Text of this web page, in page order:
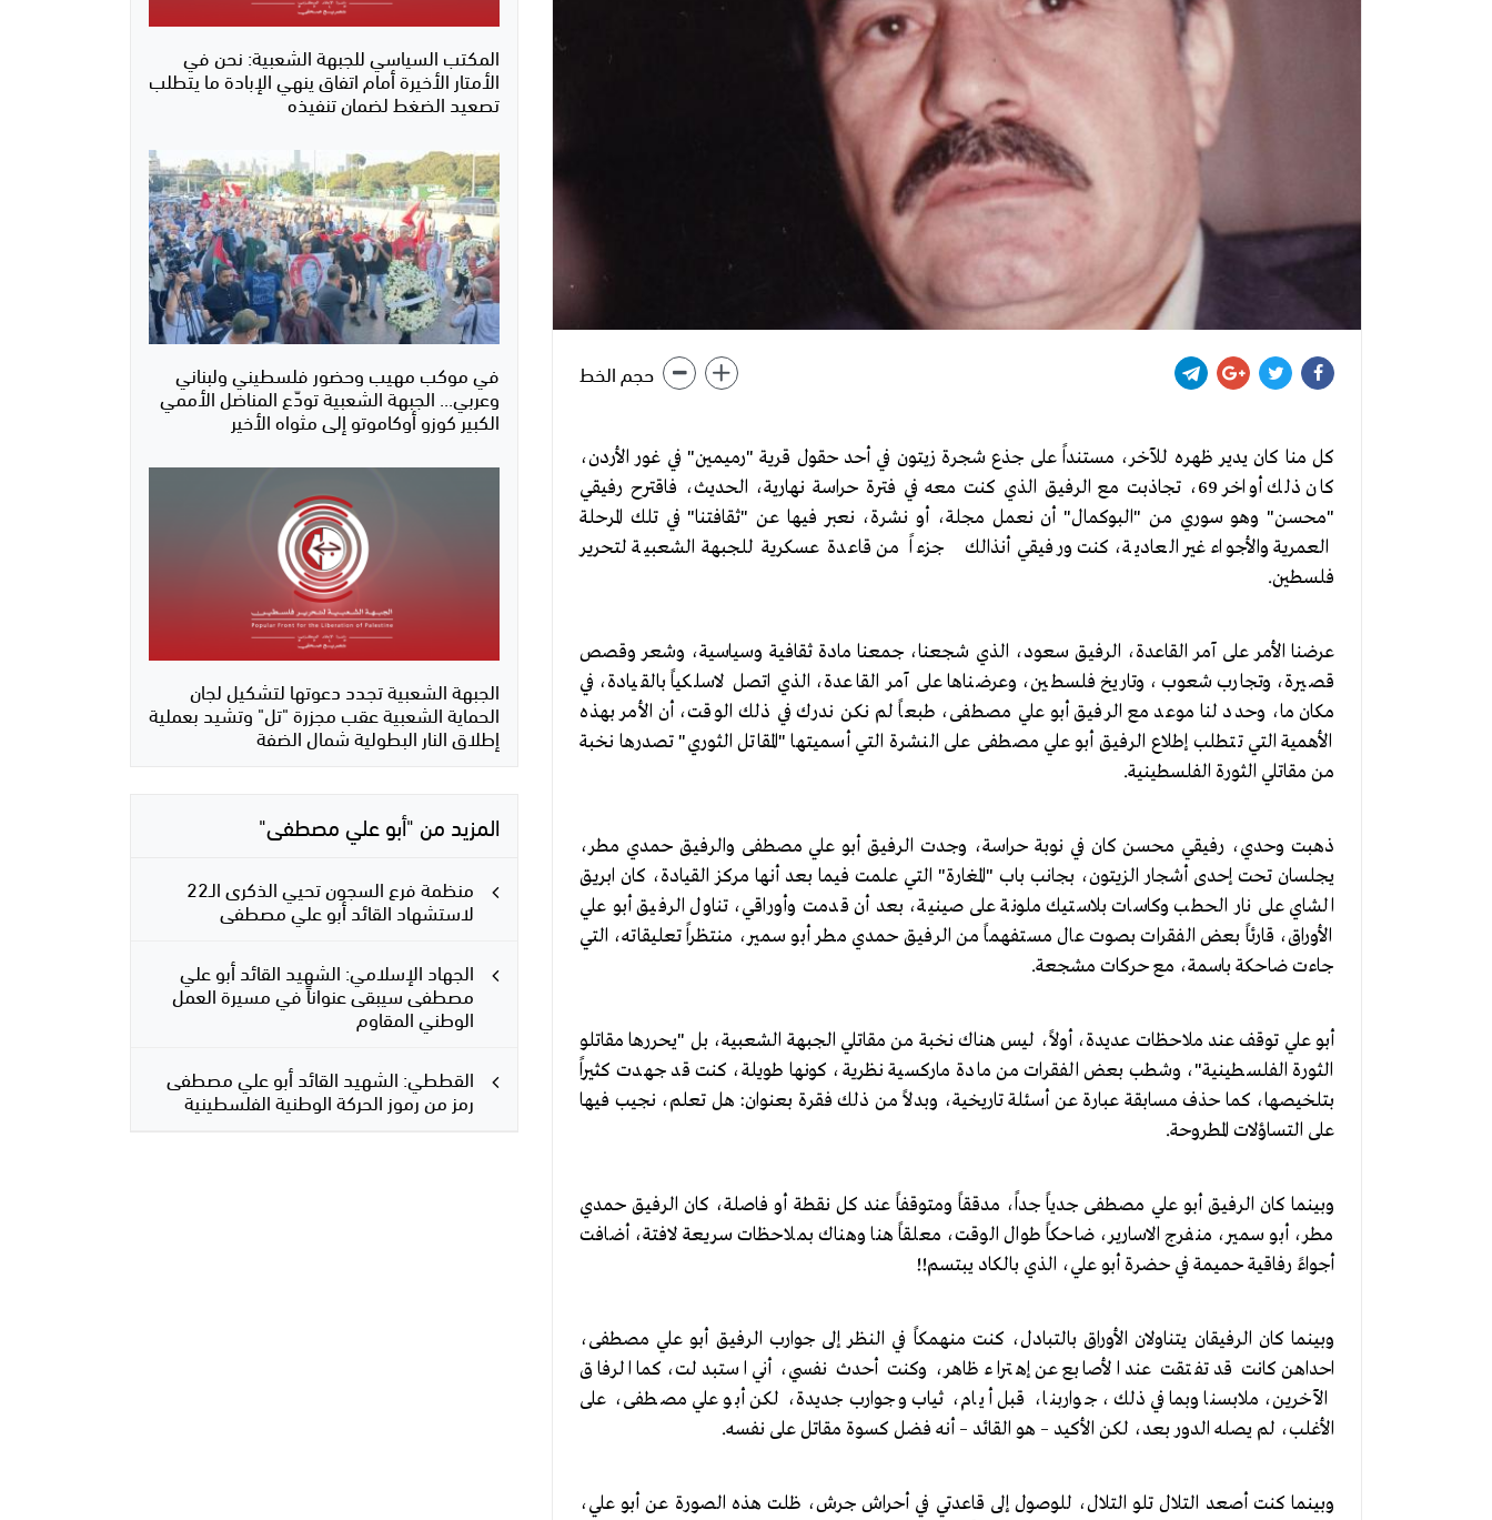
حجم الخط
كل منا كان يدير ظهره للآخر، مستنداً على جذع شجرة زيتون في أحد حقول قرية "رميمين" في غور الأردن،
كان ذلك أواخر 69، تجاذبت مع الرفيق الذي كنت معه في فترة حراسة نهارية، الحديث، فاقترح رفيقي
"محسن" وهو سوري من "البوكمال" أن نعمل مجلة، أو نشرة، نعبر فيها عن "ثقافتنا" في تلك المرحلة
العمرية والأجواء غير العادية، كنت ورفيقي أنذالك جزءاً من قاعدة عسكرية للجبهة الشعبية لتحرير
فلسطين.
عرضنا الأمر على آمر القاعدة، الرفيق سعود، الذي شجعنا، جمعنا مادة ثقافية وسياسية، وشعر وقصص
قصيرة، وتجارب شعوب، وتاريخ فلسطين، وعرضناها على آمر القاعدة، الذي اتصل لاسلكياً بالقيادة، في
مكان ما، وحدد لنا موعد مع الرفيق أبو علي مصطفى، طبعاً لم نكن ندرك في ذلك الوقت، أن الأمر بهذه
الأهمية التي تتطلب إطلاع الرفيق أبو علي مصطفى على النشرة التي أسميتها "المقاتل الثوري" تصدرها نخبة
من مقاتلي الثورة الفلسطينية.
ذهبت وحدي، رفيقي محسن كان في نوبة حراسة، وجدت الرفيق أبو علي مصطفى والرفيق حمدي مطر،
يجلسان تحت إحدى أشجار الزيتون، بجانب باب "المغارة" التي علمت فيما بعد أنها مركز القيادة، كان ابريق
الشاي على نار الحطب وكاسات بلاستيك ملونة على صينية، بعد أن قدمت وأوراقي، تناول الرفيق أبو علي
الأوراق، قارئاً بعض الفقرات بصوت عال مستفهماً من الرفيق حمدي مطر أبو سمير، منتظراً تعليقاته، التي
جاءت ضاحكة باسمة، مع حركات مشجعة.
أبو علي توقف عند ملاحظات عديدة، أولاً، ليس هناك نخبة من مقاتلي الجبهة الشعبية، بل "يحررها مقاتلو
الثورة الفلسطينية"، وشطب بعض الفقرات من مادة ماركسية نظرية، كونها طويلة، كنت قد جهدت كثيراً
بتلخيصها، كما حذف مسابقة عبارة عن أسئلة تاريخية، وبدلاً من ذلك فقرة بعنوان: هل تعلم، نجيب فيها
على التساؤلات المطروحة.
وبينما كان الرفيق أبو علي مصطفى جدياً جداً، مدققاً ومتوقفاً عند كل نقطة أو فاصلة، كان الرفيق حمدي
مطر، أبو سمير، منفرج الاسارير، ضاحكاً طوال الوقت، معلقاً هنا وهناك بملاحظات سريعة لافتة، أضافت
أجواءً رفاقية حميمة في حضرة أبو علي، الذي بالكاد يبتسم!!
وبينما كان الرفيقان يتناولان الأوراق بالتبادل، كنت منهمكاً في النظر إلى جوارب الرفيق أبو علي مصطفى،
احداهن كانت قد تفتقت عند الأصابع عن إهتراء ظاهر، وكنت أحدث نفسي، أني استبدلت، كما الرفاق
الآخرين، ملابسنا وبما في ذلك، جواربنا، قبل أيام، ثياب وجوارب جديدة، لكن أبو علي مصطفى، على
الأغلب، لم يصله الدور بعد، لكن الأكيد – هو القائد – أنه فضل كسوة مقاتل على نفسه.
وبينما كنت أصعد التلال تلو التلال، للوصول إلى قاعدتي في أحراش جرش، ظلت هذه الصورة عن أبو علي،
المكتب السياسي للجبهة الشعبية: نحن في
الأمتار الأخيرة أمام اتفاق ينهي الإبادة ما يتطلب
تصعيد الضغط لضمان تنفيذه
في موكب مهيب وحضور فلسطيني ولبناني
وعربي... الجبهة الشعبية تودّع المناضل الأممي
الكبير كوزو أوكاموتو إلى مثواه الأخير
الجبهة الشعبية تجدد دعوتها لتشكيل لجان
الحماية الشعبية عقب مجزرة "تل" وتشيد بعملية
إطلاق النار البطولية شمال الضفة
المزيد من "أبو علي مصطفى"
منظمة فرع السجون تحيي الذكرى الـ22
لاستشهاد القائد أبو علي مصطفى
الجهاد الإسلامي: الشهيد القائد أبو علي
مصطفى سيبقى عنواناً في مسيرة العمل
الوطني المقاوم
القططي: الشهيد القائد أبو علي مصطفى
رمز من رموز الحركة الوطنية الفلسطينية